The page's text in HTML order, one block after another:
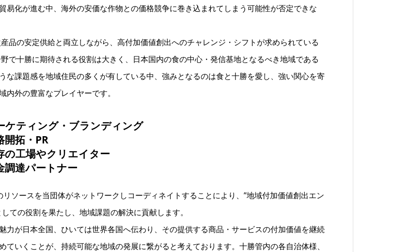
易化が進む中、海外の安価な作物との価格競争に巻き込まれてしまう可能性が否定できな
品の安定供給と両立しながら、高付加価値創出へのチャレンジ・シフトが求められている
で十勝に期待される役割は大きく、日本国内の食の中心・発信基地となるべき地域である
な課題感を地域住民の多くが有している中、強みとなるのは食と十勝を愛し、強い関心を寄
内外の豊富なプレイヤーです。
ケティング・ブランディング
開拓・PR
の工場やクリエイター
調達パートナー
リソースを当団体がネットワークしコーディネイトすることにより、”地域付加価値創出エン
しての役割を果たし、地域課題の解決に貢献します。
力が日本全国、ひいては世界各国へ伝わり、その提供する商品・サービスの付加価値を継続
ていくことが、持続可能な地域の発展に繋がると考えております。十勝管内の各自治体様、